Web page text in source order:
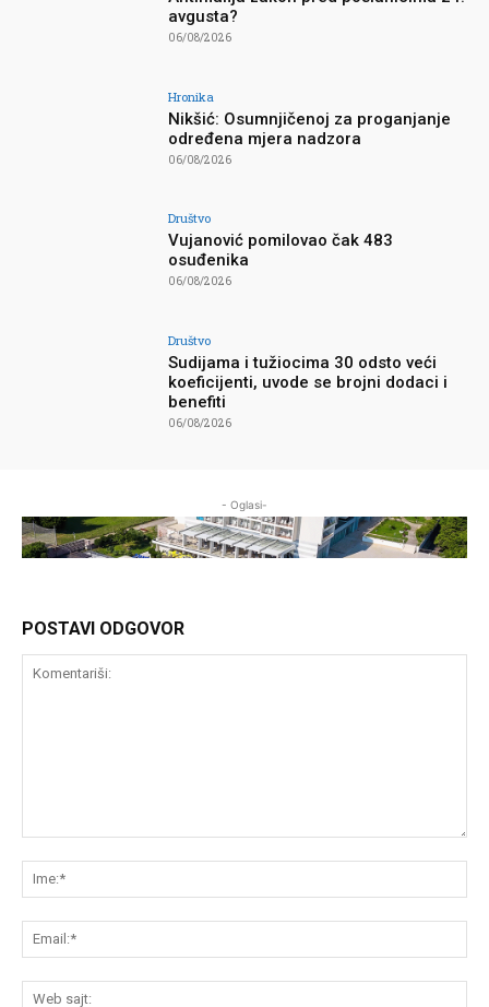
avgusta?
06/08/2026
Hronika
Nikšić: Osumnjičenoj za proganjanje
određena mjera nadzora
06/08/2026
Društvo
Vujanović pomilovao čak 483
osuđenika
06/08/2026
Društvo
Sudijama i tužiocima 30 odsto veći
koeficijenti, uvode se brojni dodaci i
benefiti
06/08/2026
- Oglasi-
POSTAVI ODGOVOR